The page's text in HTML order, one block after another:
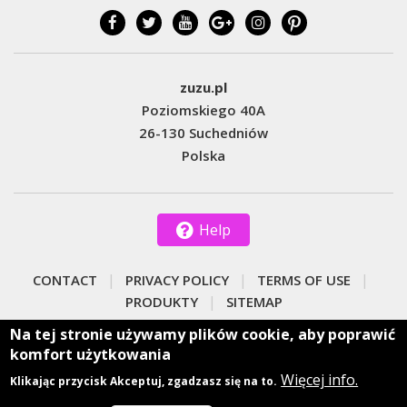
zuzu.pl
Poziomskiego 40A
26-130 Suchedniów
Polska
Help
CONTACT PRIVACY POLICY
TERMS OF USE
PRODUKTY
SITEMAP
We support internet / card payments through the
online payment system
Na tej stronie używamy plików cookie, aby poprawić
komfort użytkowania
Klikając przycisk Akceptuj, zgadzasz się na to. Więcej info.